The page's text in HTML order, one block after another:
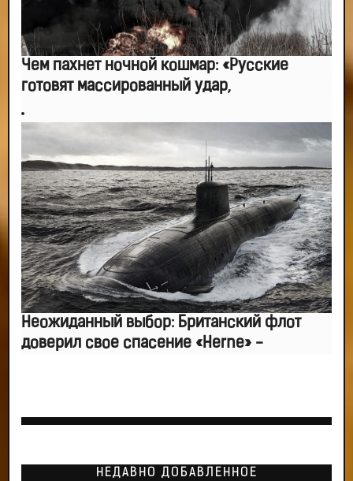
Чем пахнет ночной кошмар: «Русские
готовят массированный удар,
Неожиданный выбор: Британский флот
доверил свое спасение «Herne» -
НЕДАВНО ДОБАВЛЕННОЕ